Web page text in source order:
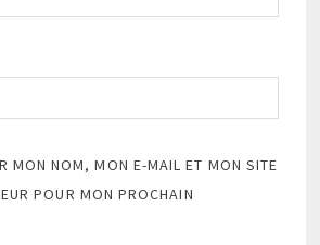
MON NOM, MON E-MAIL ET MON SITE
POUR MON PROCHAIN